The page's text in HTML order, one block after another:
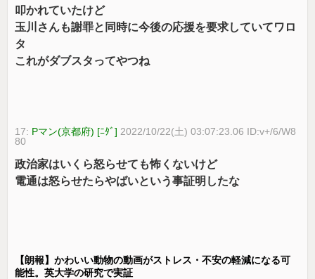
叩かれていたけど
玉川さんも謝罪と同時に今後の応援を要求していてワロ
タ
これがダブスタってやつね
17: Pマン(京都府) [ﾆﾀﾞ] 2022/10/22(土) 03:07:23.06 ID:v+/6/W8
80
政治家はいくら怒らせても怖くないけど
電通は怒らせたらやばいという事証明したな
【朗報】かわいい動物の動画がストレス・不安の軽減になる可
能性。英大学の研究で実証